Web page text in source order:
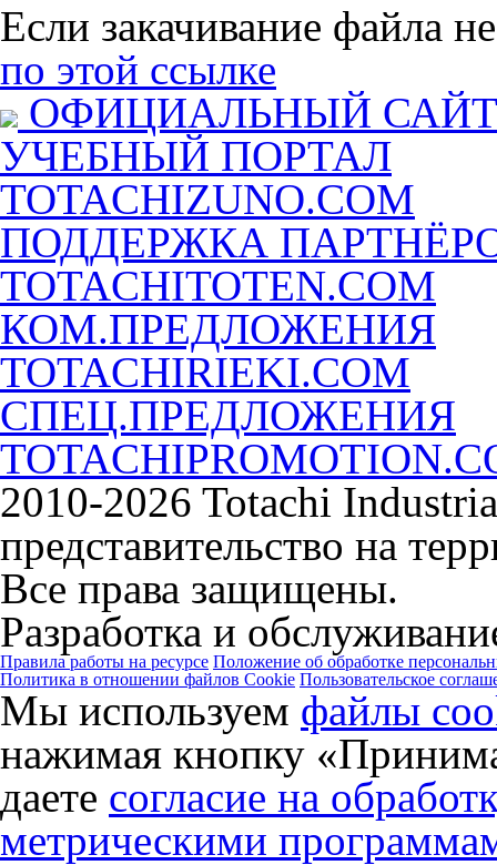
Если закачивание файла
по этой ссылке
ОФИЦИАЛЬНЫЙ
УЧЕБНЫЙ ПОРТАЛ
TOTACHIZUNO.COM
ПОДДЕРЖКА
TOTACHITOTEN.COM
КОМ.ПРЕДЛОЖЕНИЯ
TOTACHIRIEKI.COM
СПЕЦ.ПРЕДЛОЖЕНИЯ
2010-2026 Totachi
представительство на
Все права защищены.
Разработка и
Правила работы на ресурсе Положение об обработке
Политика в отношении файлов Cookie Пользовательское
Мы используем файлы
нажимая кнопку
даете согласие на
метрическими